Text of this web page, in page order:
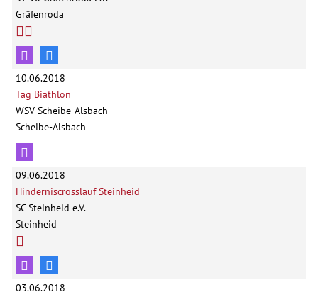
Gräfenroda
10.06.2018
Tag Biathlon
WSV Scheibe-Alsbach
Scheibe-Alsbach
09.06.2018
Hinderniscrosslauf Steinheid
SC Steinheid e.V.
Steinheid
03.06.2018